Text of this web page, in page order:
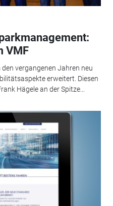
VMF
vergangenen Jahren neu
erweitert. Diesen
Hägele an der Spitze...